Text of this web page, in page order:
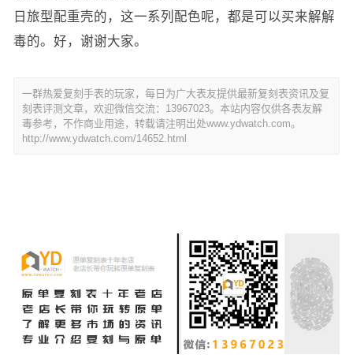
日旅型配重壳的，这一系列配色呢，都是可以买来解解
毒的。好，谢谢大家。
一群热爱复刻手表的玩家，每日为广大表友提供最新复刻表资讯及复
刻表评测文章，欢迎微信交流：13967023。本站内容仅供各表友解
毒参考，不作商业用途，转载请注明出处www.ydwatch.com。
http://www.ydwatch.com/14652.html